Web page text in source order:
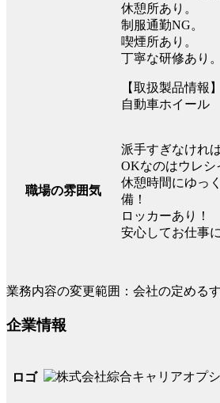
休憩所あり。
制服通勤NG。
喫煙所あり。
丁寧な研修あり。
【取扱製品情報】
自動車ホイール
職場の雰囲気
派手すぎなけれ
OKなのはウレシ
休憩時間にゆっ
備！
ロッカーあり！
安心してお仕事
業務内容の変更範囲：会社の定める
企業情報
ロゴ